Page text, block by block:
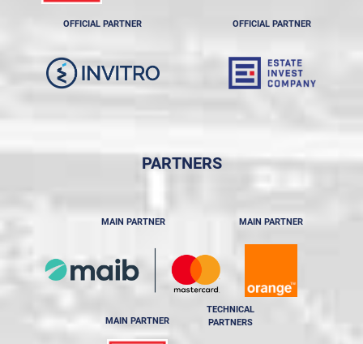
OFFICIAL PARTNER OFFICIAL PARTNER
PARTNERS
MAIN PARTNER MAIN PARTNER
MAIN PARTNER
TECHNICAL
PARTNERS